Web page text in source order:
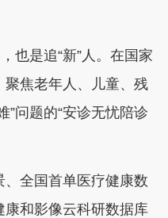
是追“新”人。在国家
焦老年人、儿童、残
”问题的“安诊无忧陪诊
全国首单医疗健康数
和影像云科研数据库